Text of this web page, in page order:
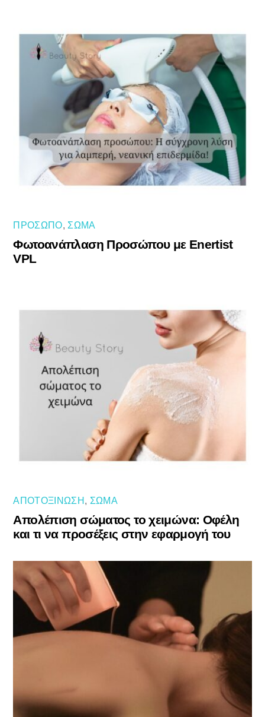
ΠΡΌΣΩΠΟ, ΣΏΜΑ
Φωτοανάπλαση Προσώπου με Enertist
VPL
ΑΠΟΤΟΞΊΝΩΣΗ , ΣΏΜΑ
Απολέπιση σώματος το χειμώνα: Οφέλη
και τι να προσέξεις στην εφαρμογή του